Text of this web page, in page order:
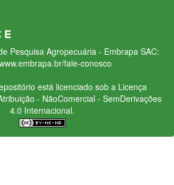
Pesquisa Agropecuária - Embrapa SAC:
fale-conosco
está licenciado sob a Licença
- NãoComercial - SemDerivações
4.0 Internacional.